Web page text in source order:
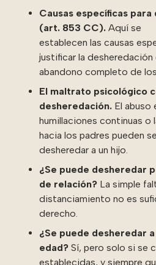
Causas específicas
(art. 853 CC). Aquí se
establecen las causas
justificar la
abandono completo de
El maltrato psicológico
desheredación. El abuso
humillaciones continuas o
hacia los padres pueden
desheredar a un hijo.
¿Se puede desheredar
de relación? La simple
distanciamiento no es
derecho.
¿Se puede desheredar
edad? Sí, pero solo si se
establecidas, y siempre